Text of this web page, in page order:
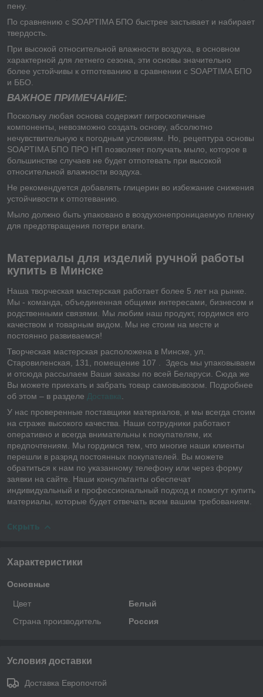
пену.
По сравнению с SOAPTIMA БПО быстрее застывает и набирает
твердость.
При высокой относительной влажности воздуха, в основном
характерной для летнего сезона, эти основы значительно
более устойчивы к отпотеванию в сравнении с SOAPTIMA БПО
и ББО.
ВАЖНОЕ ПРИМЕЧАНИЕ:
Поскольку любая основа содержит гигроскопичные
компоненты, невозможно создать основу, абсолютно
нечувствительную к погодным условиям. Но, рецептура основы
SOAPTIMA БПО ПРО НП позволяет получать мыло, которое в
большинстве случаев не будет отпотевать при высокой
относительной влажности воздуха.
Не рекомендуется добавлять глицерин во избежание снижения
устойчивости к отпотеванию.
Мыло должно быть упаковано в воздухонепроницаемую пленку
для предотвращения потери влаги.
Материалы для изделий ручной работы
купить в Минске
Наша творческая мастерская работает более 5 лет на рынке.
Мы - команда, объединенная общими интересами, бизнесом и
родственными связями. Мы любим наш продукт, гордимся его
качеством и товарным видом. Мы не стоим на месте и
постоянно развиваемся!
Творческая мастерская расположена в Минске, ул.
Старовиленская, 131, помещение 107 . Здесь мы упаковываем
и отсюда рассылаем Ваши заказы по всей Беларуси. Сюда же
Вы можете приехать и забрать товар самовывозом. Подробнее
об этом – в разделе Доставка.
У нас проверенные поставщики материалов, и мы всегда стоим
на страже высокого качества. Наши сотрудники работают
оперативно и всегда внимательны к покупателям, их
предпочтениям. Мы гордимся тем, что многие наши клиенты
перешли в разряд постоянных покупателей. Вы можете
обратиться к нам по указанному телефону или через форму
заявки на сайте. Наши консультанты обеспечат
индивидуальный и профессиональный подход и помогут купить
материалы, которые будет отвечать всем вашим требованиям.
Скрыть
Характеристики
Основные
Цвет
Белый
Страна производитель
Россия
Условия доставки
Доставка Европочтой